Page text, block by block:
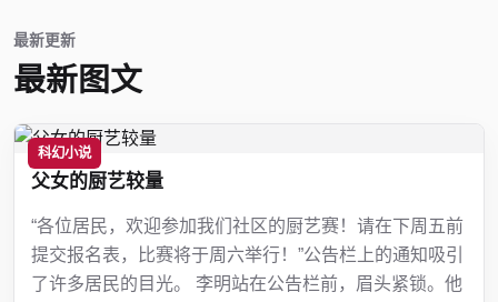
最新更新
最新图文
科幻小说
父女的厨艺较量
“各位居民，欢迎参加我们社区的厨艺赛！请在下周五前
提交报名表，比赛将于周六举行！”公告栏上的通知吸引
了许多居民的目光。 李明站在公告栏前，眉头紧锁。他